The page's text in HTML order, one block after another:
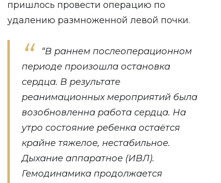
пришлось провести операцию по
удалению размноженной левой почки.
“В раннем послеоперационном
периоде произошла остановка
сердца. В результате
реанимационных мероприятий была
возобновленна работа сердца. На
утро состояние ребенка остаётся
крайне тяжелое, нестабильное.
Дыхание аппаратное (ИВЛ).
Гемодинамика продолжается